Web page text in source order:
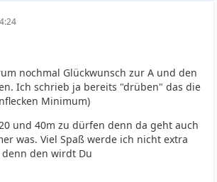
nochmal Glückwunsch zur A und den
Ich schrieb ja bereits "drüben" das die
Minimum)
und 40m zu dürfen denn da geht auch
was. Viel Spaß werde ich nicht extra
den wirdt Du